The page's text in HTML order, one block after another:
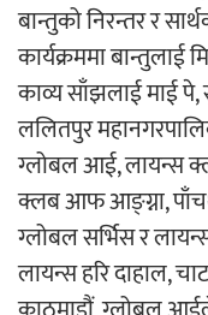
बान्तुको निरन्तर र
कार्यक्रममा बान्तुलाई
काव्य साँझलाई माई पे,
ललितपुर
ग्लोबल आई, लायन्स
क्लब आफ आङ्ग्ना,
ग्लोबल सर्भिस र
लायन्स हरि दाहाल,